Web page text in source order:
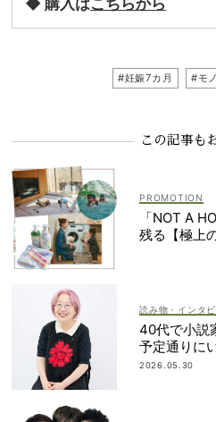
#妊娠7カ月 #モ
この記事も
「NOT A
残る【極上
読み物・インタ
40代で小説
予定通りに
みさん】
2026.05.30